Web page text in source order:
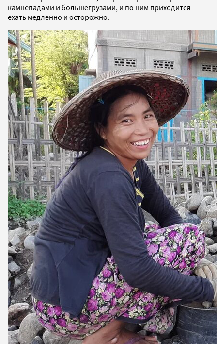
камнепадами и большегрузами, и по ним приходится
ехать медленно и осторожно.